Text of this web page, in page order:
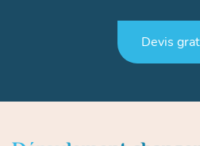
Devis